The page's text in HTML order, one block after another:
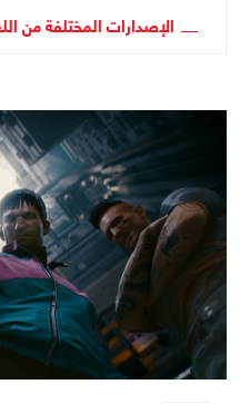
الإصدارات المختلفة من